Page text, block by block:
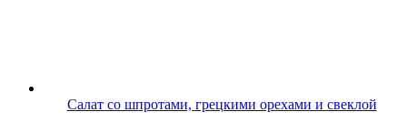
Салат со шпротами, грецкими орехами и свеклой